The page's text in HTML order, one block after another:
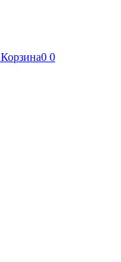
Корзина0 0